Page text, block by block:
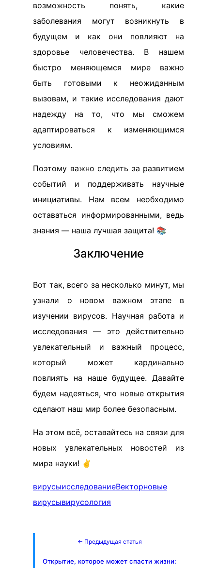
возможность понять, какие
заболевания могут возникнуть в
будущем и как они повлияют на
здоровье человечества. В нашем
быстро меняющемся мире важно
быть готовыми к неожиданным
вызовам, и такие исследования дают
надежду на то, что мы сможем
адаптироваться к изменяющимся
условиям.
Поэтому важно следить за развитием
событий и поддерживать научные
инициативы. Нам всем необходимо
оставаться информированными, ведь
знания — наша лучшая защита! 📚
Заключение
Вот так, всего за несколько минут, мы
узнали о новом важном этапе в
изучении вирусов. Научная работа и
исследования — это действительно
увлекательный и важный процесс,
который может кардинально
повлиять на наше будущее. Давайте
будем надеяться, что новые открытия
сделают наш мир более безопасным.
На этом всё, оставайтесь на связи для
новых увлекательных новостей из
мира науки! ✌️
вирусыисследованиеВекторновые
вирусывирусология
← Предыдущая статья
Открытие, которое может спасти жизни: